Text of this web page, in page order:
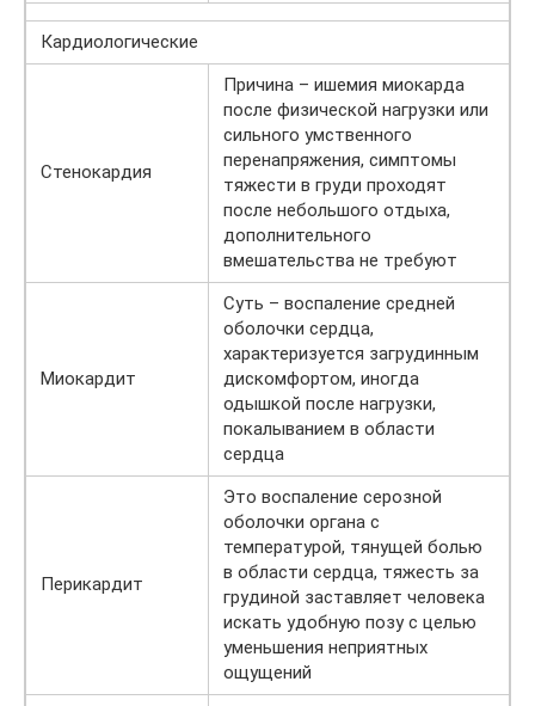
Кардиологические
Стенокардия
Причина – ишемия миокарда
после физической нагрузки или
сильного умственного
перенапряжения, симптомы
тяжести в груди проходят
после небольшого отдыха,
дополнительного
вмешательства не требуют
Миокардит
Суть – воспаление средней
оболочки сердца,
характеризуется загрудинным
дискомфортом, иногда
одышкой после нагрузки,
покалыванием в области
сердца
Перикардит
Это воспаление серозной
оболочки органа с
температурой, тянущей болью
в области сердца, тяжесть за
грудиной заставляет человека
искать удобную позу с целью
уменьшения неприятных
ощущений